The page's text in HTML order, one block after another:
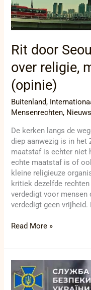
Rit door
over religie,
(opinie)
Buitenland,
Mensenrechten,
De kerken langs de
diep aanwezig is in het
maatstaf is echter niet
echte maatstaf is of
kleine religieuze
kritiek dezelfde
verdedigt voor
verdedigt geen
(opinie)
Read More »
SBU
meldt
minstens